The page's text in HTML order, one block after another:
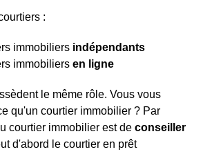
:
immobiliers indépendants
immobiliers en ligne
le même rôle. Vous vous
qu'un courtier immobilier ? Par
courtier immobilier est de conseiller
d'abord le courtier en prêt